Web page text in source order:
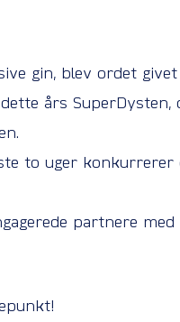
gin, blev ordet
års
to uger konkurrerer
partnere